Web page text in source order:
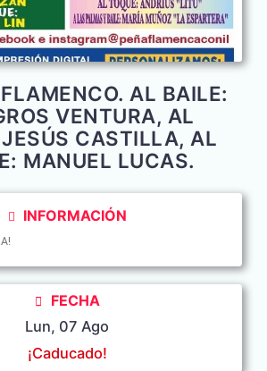
AL BAILE:
VENTURA, AL
CASTILLA, AL
MANUEL LUCAS.
INFORMACIÓN
FECHA
Lun, 07 Ago
¡Caducado!